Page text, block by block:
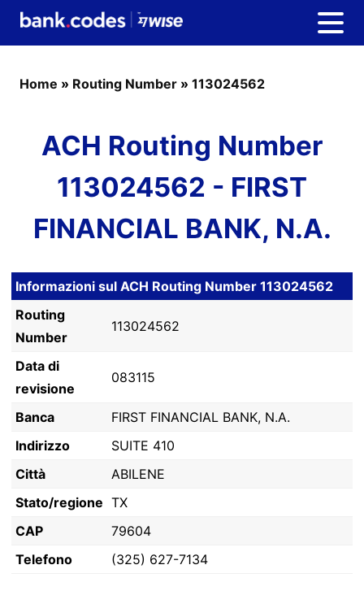
Home » Routing Number » 113024562
ACH Routing Number
113024562 - FIRST
FINANCIAL BANK, N.A.
Informazioni sul ACH Routing Number 113024562
Routing
Number
113024562
Data di
revisione
083115
Banca
FIRST FINANCIAL BANK, N.A.
Indirizzo
SUITE 410
Città
ABILENE
Stato/regione TX
CAP
79604
Telefono
(325) 627-7134